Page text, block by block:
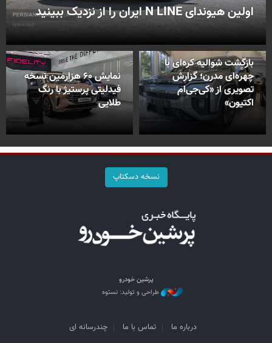
اولین هیوندای N LINE ایران را از نزدیک ببینید
بازگشت شوالیه کره‌ای با
چهره‌ای مدرن؛ گزارش
تصویری از «کی‌جی‌ام
اکتیون»
نمایش ۶۰ هزارمین نسخه
فیدلیتی پرستیژ با رنگ
طلایی
نسخه دسکتاپ
پرشین خودرو
طراحی و تولید: نستوه
درباره ما تماس با ما چندرسانه ای